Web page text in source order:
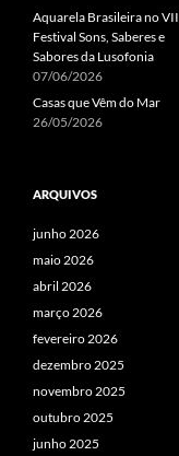
Aquarela Brasileira no VII
Festival Sons, Saberes e
Sabores da Lusofonia
07/06/2026
Casas que Vêm do Mar
26/05/2026
ARQUIVOS
junho 2026
maio 2026
abril 2026
março 2026
fevereiro 2026
dezembro 2025
novembro 2025
outubro 2025
junho 2025